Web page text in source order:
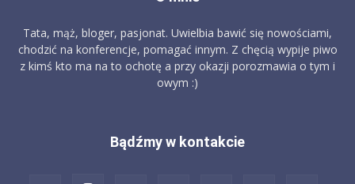
Tata, mąż, bloger, pasjonat. Uwielbia bawić się nowościami,
chodzić na konferencje, pomagać innym. Z chęcią wypije piwo
z kimś kto ma na to ochotę a przy okazji porozmawia o tym i
owym :)
Bądźmy w kontakcie